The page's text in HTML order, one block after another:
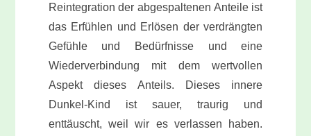
Reintegration der abgespaltenen Anteile ist
das Erfühlen und Erlösen der verdrängten
Gefühle und Bedürfnisse und eine
Wiederverbindung mit dem wertvollen
Aspekt dieses Anteils. Dieses innere
Dunkel-Kind ist sauer, traurig und
enttäuscht, weil wir es verlassen haben.